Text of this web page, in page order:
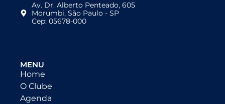
Av. Dr. Alberto Penteado, 605
Morumbi, São Paulo - SP
Cep: 05678-000
MENU
Home
O Clube
Agenda